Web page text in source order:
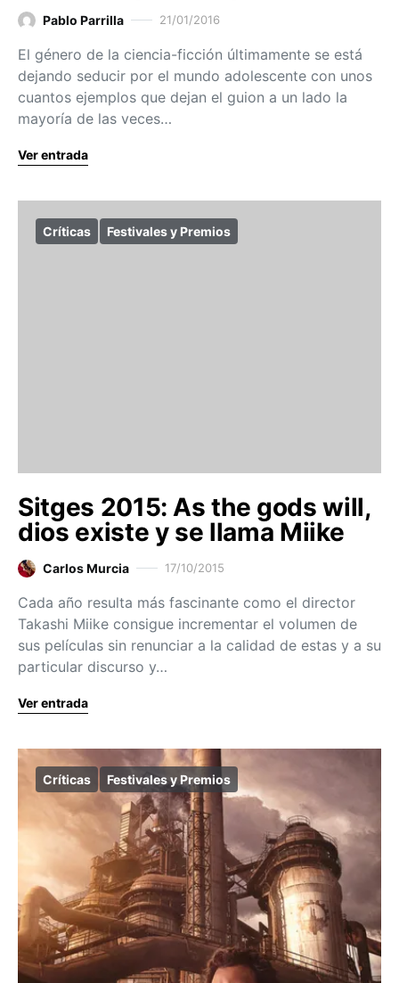
Pablo Parrilla 21/01/2016
El género de la ciencia-ficción últimamente se está
dejando seducir por el mundo adolescente con unos
cuantos ejemplos que dejan el guion a un lado la
mayoría de las veces…
Ver entrada
Críticas Festivales y Premios
Sitges 2015: As the gods will,
dios existe y se llama Miike
Carlos Murcia 17/10/2015
Cada año resulta más fascinante como el director
Takashi Miike consigue incrementar el volumen de
sus películas sin renunciar a la calidad de estas y a su
particular discurso y…
Ver entrada
Críticas Festivales y Premios